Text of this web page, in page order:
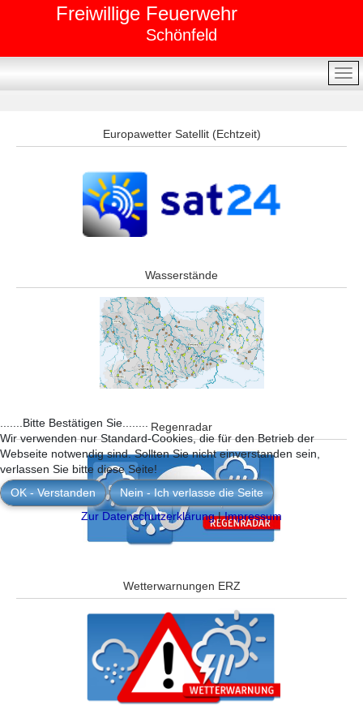
Freiwillige Feuerwehr
Schönfeld
Europawetter Satellit (Echtzeit)
Wasserstände
Regenradar
Wetterwarnungen ERZ
.......Bitte Bestätigen Sie........
Wir verwenden nur Standard-Cookies, die für den Betrieb der
Webseite notwendig sind. Sollten Sie nicht einverstanden sein,
verlassen Sie bitte diese Seite!
OK - Verstanden
Nein - Ich verlasse die Seite
Zur Datenschutzerklärung|Impressum